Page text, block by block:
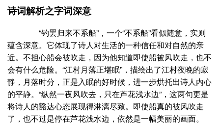
诗词解析之字词深意
“钓罢归来不系船”，一个“不系船”看似随意，实则
蕴含深意。它体现了诗人对生活的一种信任和对自然的亲
近。不担心船会被吹走，因为他知道即使船被风吹走，也不
会有什么危险。“江村月落正堪眠”，描绘出了江村夜晚的寂
静，月落时分，正是入眠的好时候，进一步烘托出诗人内心
的平静。“纵然一夜风吹去，只在芦花浅水边”，这两句更是
将诗人的豁达心态展现得淋漓尽致。即使船真的被风吹走
了，也不过是停在芦花浅水边，依然是一幅美丽的画面。